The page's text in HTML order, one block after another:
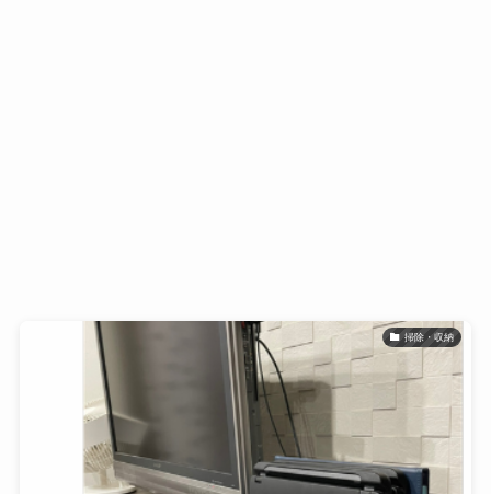
掃除・収納